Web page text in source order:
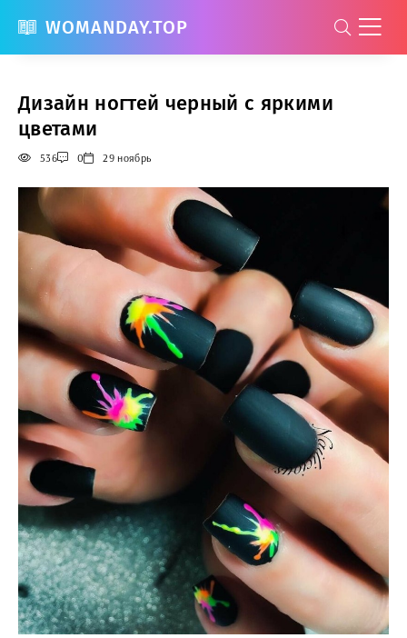
WOMANDAY.TOP
Дизайн ногтей черный с яркими
цветами
536 0 29 ноябрь